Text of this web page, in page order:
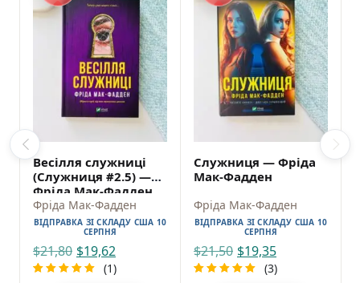
Весілля служниці
(Служниця #2.5) —
Фріда Мак-Фадден
Фріда Мак-Фадден
ВІДПРАВКА ЗІ СКЛАДУ США 10
СЕРПНЯ
$21,80 $19,62
(1)
Служниця — Фріда
Мак-Фадден
Фріда Мак-Фадден
ВІДПРАВКА ЗІ СКЛАДУ США 10
СЕРПНЯ
$21,50 $19,35
(3)